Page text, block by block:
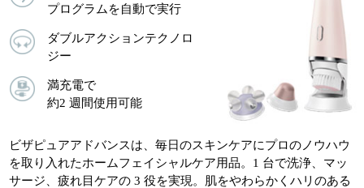
プログラムを自動で実行
ダブルアクションテクノロ
ジー
満充電で
約2 週間使用可能
ビザピュアアドバンスは、毎日のスキンケアにプロのノウハウ
を取り入れたホームフェイシャルケア用品。1 台で洗浄、マッ
サージ、疲れ目ケアの 3 役を実現。肌をやわらかくハリのある